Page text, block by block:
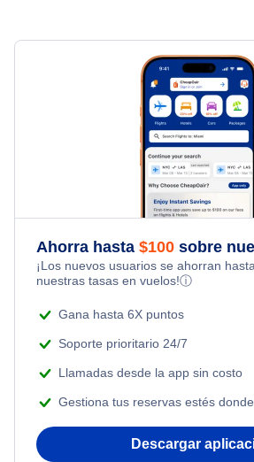
Ahorra hasta $100 sobre
¡Los nuevos usuarios se ahorran
nuestras tasas en vuelos!ⓘ
Gana hasta 6X puntos
Soporte prioritario 24/7
Llamadas desde la app sin costo
Gestiona tus reservas estés
Descargar